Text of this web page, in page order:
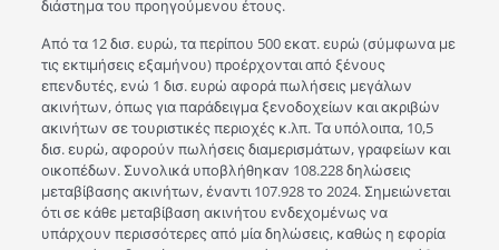
διάστημα του προηγούμενου έτους.
Από τα 12 δισ. ευρώ, τα περίπου 500 εκατ. ευρώ (σύμφωνα με
τις εκτιμήσεις εξαμήνου) προέρχονται από ξένους
επενδυτές, ενώ 1 δισ. ευρώ αφορά πωλήσεις μεγάλων
ακινήτων, όπως για παράδειγμα ξενοδοχείων και ακριβών
ακινήτων σε τουριστικές περιοχές κ.λπ. Τα υπόλοιπα, 10,5
δισ. ευρώ, αφορούν πωλήσεις διαμερισμάτων, γραφείων και
οικοπέδων. Συνολικά υποβλήθηκαν 108.228 δηλώσεις
μεταβίβασης ακινήτων, έναντι 107.928 το 2024. Σημειώνεται
ότι σε κάθε μεταβίβαση ακινήτου ενδεχομένως να
υπάρχουν περισσότερες από μία δηλώσεις, καθώς η εφορία